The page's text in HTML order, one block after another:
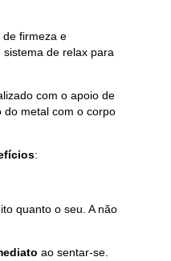
de firmeza e
de relax para
com o apoio de
do metal com o corpo
:
quanto o seu. A não
ao sentar-se.